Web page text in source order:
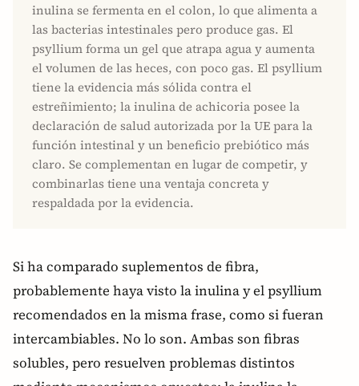
inulina se fermenta en el colon, lo que alimenta a
las bacterias intestinales pero produce gas. El
psyllium forma un gel que atrapa agua y aumenta
el volumen de las heces, con poco gas. El psyllium
tiene la evidencia más sólida contra el
estreñimiento; la inulina de achicoria posee la
declaración de salud autorizada por la UE para la
función intestinal y un beneficio prebiótico más
claro. Se complementan en lugar de competir, y
combinarlas tiene una ventaja concreta y
respaldada por la evidencia.
Si ha comparado suplementos de fibra,
probablemente haya visto la inulina y el psyllium
recomendados en la misma frase, como si fueran
intercambiables. No lo son. Ambas son fibras
solubles, pero resuelven problemas distintos